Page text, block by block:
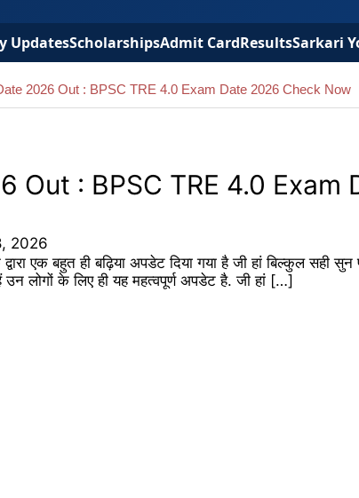
UpdatesScholarshipsAdmit CardResultsSarkari
2026 Out : BPSC TRE 4.0 Exam Date 2026 Check Now
Out : BPSC TRE 4.0 Exam
2026
एक बहुत ही बढ़िया अपडेट दिया गया है जी हां बिल्कुल सही सुन
लोगों के लिए ही यह महत्वपूर्ण अपडेट है. जी हां […]